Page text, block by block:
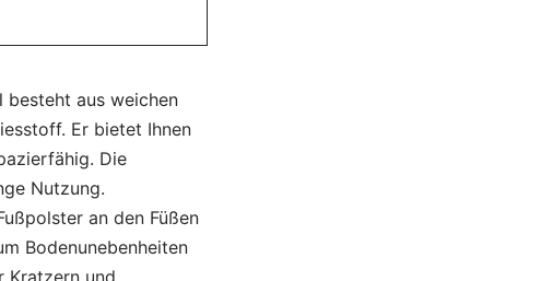
besteht aus weichen
Er bietet Ihnen
Die
Nutzung.
an den Füßen
Bodenunebenheiten
Kratzern und